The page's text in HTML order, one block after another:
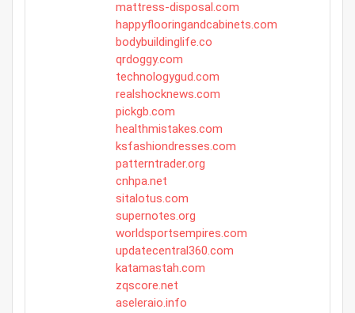
mattress-disposal.com
happyflooringandcabinets.com
bodybuildinglife.co
qrdoggy.com
technologygud.com
realshocknews.com
pickgb.com
healthmistakes.com
ksfashiondresses.com
patterntrader.org
cnhpa.net
sitalotus.com
supernotes.org
worldsportsempires.com
updatecentral360.com
katamastah.com
zqscore.net
aseleraio.info